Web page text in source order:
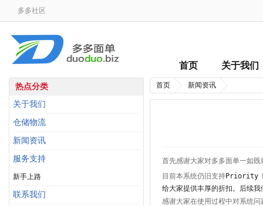
多多社区
首页 关于我们
热点分类
关于我们
仓储物流
新闻资讯
服务支持
新手上路
联系我们
首页 新闻资讯
首先感谢大家对多多面单一如
目前本系统仍旧支持Priority
给大家提供丰厚的折扣。后续
感谢大家在使用过程中对系统问